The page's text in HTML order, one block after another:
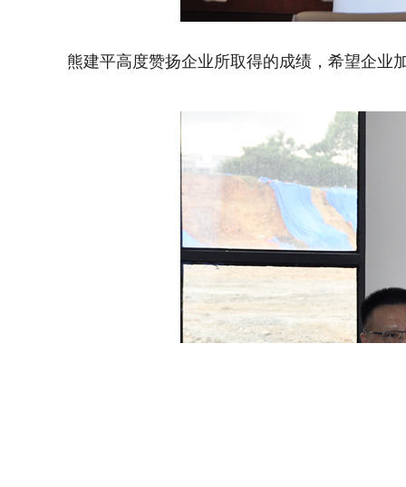
熊建平高度赞扬企业所取得的成绩，希望企业